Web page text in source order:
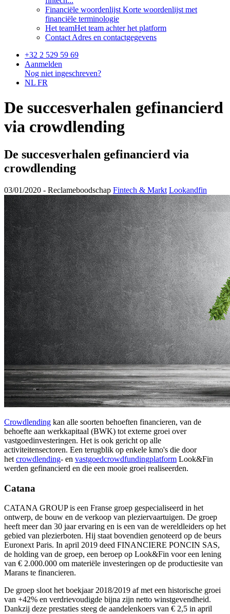
Financiële woordenlijst Korte woordenlijst met
financiële terminologie
Het teamHet team achter het platform
Contact Adres en contactgegevens
+32 2 529 59 69
Aanmelden
Nog niet ingeschreven?
NL FR
De succesverhalen gefinancierd
via crowdlending
De succesverhalen gefinancierd via
crowdlending
03/01/2020 - Reclameboodschap Fintech & Markt Lookandfin
Crowdlending kan alle soorten behoeften financieren, van de
behoefte aan werkkapitaal (BWK) tot externe groei over
vastgoedinvesteringen. Het is ook gericht op alle
activiteitensectoren. Een terugblik op enkele kmo's die door
het crowdlending- en vastgoedcrowdfundingplatform Look&Fin
werden gefinancierd en die een mooie groei realiseerden.
Catana
CATANA GROUP is een Franse groep gespecialiseerd in het
ontwerp, de bouw en de verkoop van pleziervaartuigen. De groep
heeft meer dan 30 jaar ervaring en is een van de wereldleiders op het
gebied van plezierboten. Hij staat bovendien genoteerd op de beurs
Euronext Paris. In april 2019 deed FINANCIERE PONCIN SAS,
de holding van de groep, een beroep op Look&Fin voor een lening
van € 2.000.000 om materiële investeringen op de productiesite van
Marans te financieren.
De groep sloot het boekjaar 2018/2019 af met een historische groei
van +42% en verdrievoudigde bijna zijn netto winstgevendheid.
Dankzij deze prestaties steeg de aandelenkoers van € 2,5 in april